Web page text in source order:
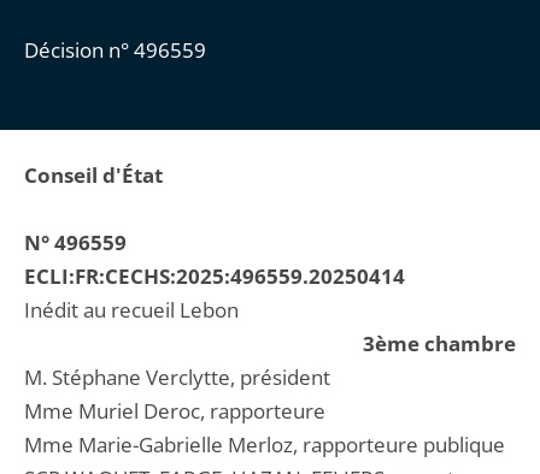
Décision n° 496559
Conseil d'État
N° 496559
ECLI:FR:CECHS:2025:496559.20250414
Inédit au recueil Lebon
3ème chambre
M. Stéphane Verclytte, président
Mme Muriel Deroc, rapporteure
Mme Marie-Gabrielle Merloz, rapporteure publique